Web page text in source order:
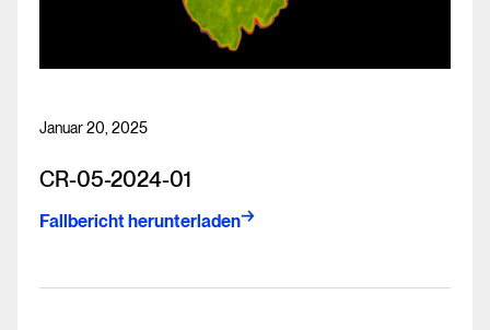
Januar 20, 2025
CR-05-2024-01
Fallbericht herunterladen